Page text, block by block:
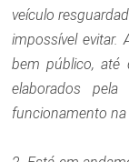
veículo
impossível evitar.
bem público, até
elaborados
funcionamento na